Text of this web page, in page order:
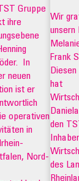
Gruppe
ihre
In
neuen
ist er
operativen
in
Nord-
Wir
unsern
Frank
hat
den
des